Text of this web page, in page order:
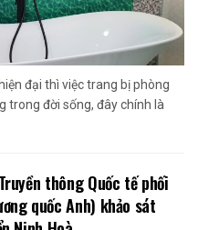
đại thì việc trang bị phòng
đời sống, đây chính là
thông Quốc tế phối
quốc Anh) khảo sát